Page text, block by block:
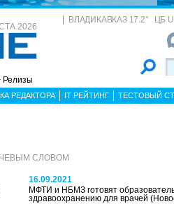
2026
Релизы
ВЛАДИКАВКАЗ 17.2° ЦБ
РЕДАКТОРА IT РЕЙТИНГ ТЕСТОВЫЙ
СЛОВОМ
16.09.2021
МФТИ и НБМЗ готовят
здравоохранению для врачей